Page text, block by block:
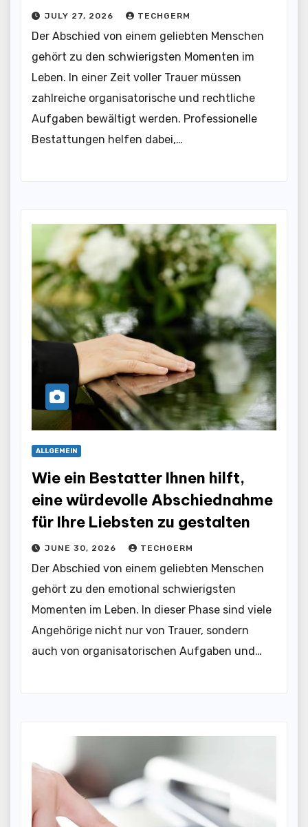
JULY 27, 2026 TECHGERM
Der Abschied von einem geliebten Menschen
gehört zu den schwierigsten Momenten im
Leben. In einer Zeit voller Trauer müssen
zahlreiche organisatorische und rechtliche
Aufgaben bewältigt werden. Professionelle
Bestattungen helfen dabei,…
ALLGEMEIN
Wie ein Bestatter Ihnen hilft,
eine würdevolle Abschiednahme
für Ihre Liebsten zu gestalten
JUNE 30, 2026 TECHGERM
Der Abschied von einem geliebten Menschen
gehört zu den emotional schwierigsten
Momenten im Leben. In dieser Phase sind viele
Angehörige nicht nur von Trauer, sondern
auch von organisatorischen Aufgaben und…